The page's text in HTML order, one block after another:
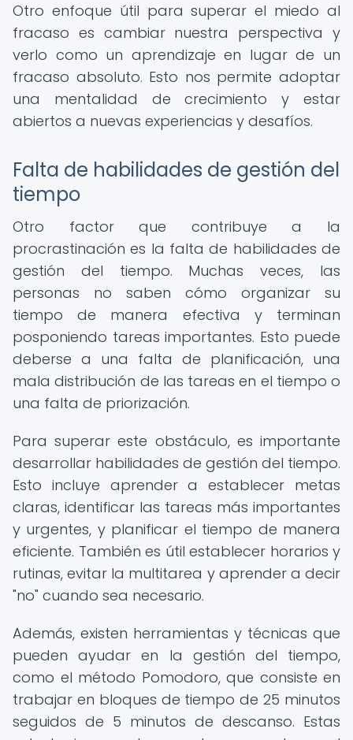
Otro enfoque útil para superar el miedo al
fracaso es cambiar nuestra perspectiva y
verlo como un aprendizaje en lugar de un
fracaso absoluto. Esto nos permite adoptar
una mentalidad de crecimiento y estar
abiertos a nuevas experiencias y desafíos.
Falta de habilidades de gestión del
tiempo
Otro factor que contribuye a la
procrastinación es la falta de habilidades de
gestión del tiempo. Muchas veces, las
personas no saben cómo organizar su
tiempo de manera efectiva y terminan
posponiendo tareas importantes. Esto puede
deberse a una falta de planificación, una
mala distribución de las tareas en el tiempo o
una falta de priorización.
Para superar este obstáculo, es importante
desarrollar habilidades de gestión del tiempo.
Esto incluye aprender a establecer metas
claras, identificar las tareas más importantes
y urgentes, y planificar el tiempo de manera
eficiente. También es útil establecer horarios y
rutinas, evitar la multitarea y aprender a decir
"no" cuando sea necesario.
Además, existen herramientas y técnicas que
pueden ayudar en la gestión del tiempo,
como el método Pomodoro, que consiste en
trabajar en bloques de tiempo de 25 minutos
seguidos de 5 minutos de descanso. Estas